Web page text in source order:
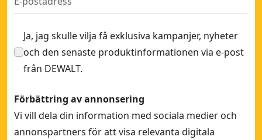
Ja, jag skulle vilja få exklusiva kampanjer, nyheter
och den senaste produktinformationen via e-post
från DEWALT.
Förbättring av annonsering
Vi vill dela din information med sociala medier och
annonspartners för att visa relevanta digitala